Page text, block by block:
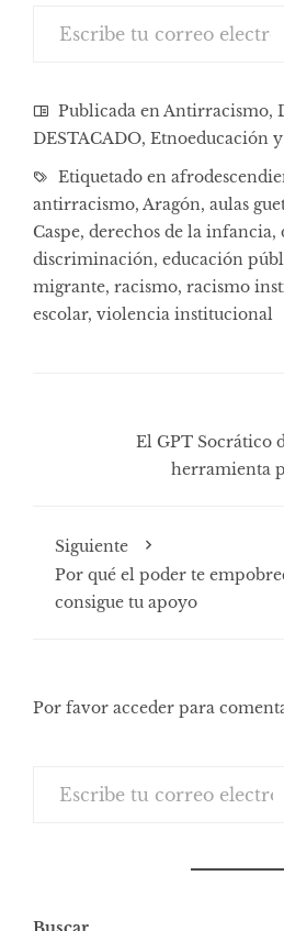
Publicada enAntirracismo,
DESTACADO, Etnoeducación
Etiquetado en
antirracismo, Aragón, aulas
Caspe, derechos de la infancia,
discriminación, educación
migrante, racismo, racismo
escolar, violencia institucional
El GPT Socrático
herramienta
Siguiente
Por qué el poder te
consigue tu apoyo
Por favor acceder para